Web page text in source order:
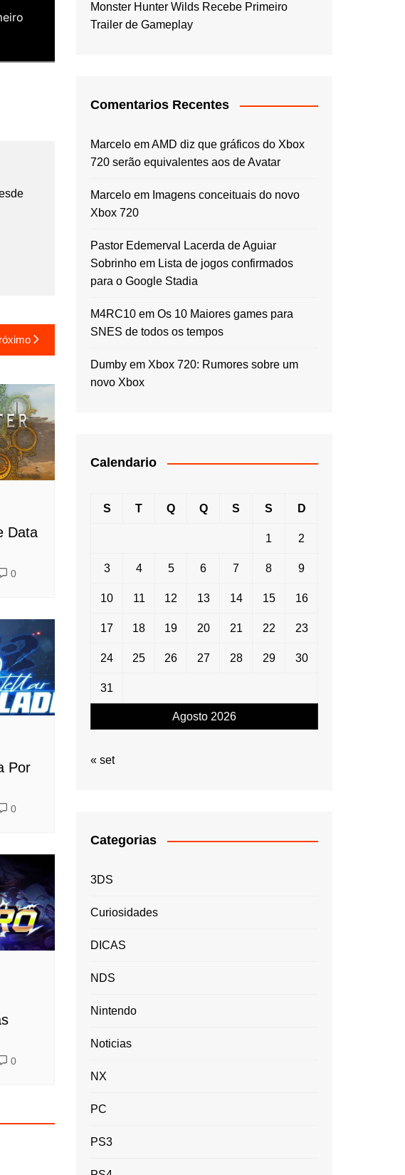
Data
0
Por
0
0
Monster Hunter Wilds Recebe Primeiro
Trailer de Gameplay
Comentarios Recentes
Marcelo emAMD diz que gráficos do Xbox
720 serão equivalentes aos de Avatar
Marcelo em Imagens conceituais do novo
Xbox 720
Pastor Edemerval Lacerda de Aguiar
Sobrinho em Lista de jogos confirmados
para o Google Stadia
M4RC10 em Os 10 Maiores games para
SNES de todos os tempos
Dumby em Xbox 720: Rumores sobre um
novo Xbox
Calendario
Agosto 2026
S T Q Q S S D
1 2
3 4 5 6 7 8 9
10 11 12 13 14 15 16
17 18 19 20 21 22 23
24 25 26 27 28 29 30
31
« set
Categorias
3DS
Curiosidades
DICAS
NDS
Nintendo
Noticias
NX
PC
PS3